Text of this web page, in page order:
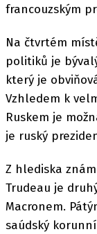
francouzským
Na čtvrtém
politiků je
který je
Vzhledem k
Ruskem je
je ruský
Z hlediska
Trudeau je
Macronem.
saúdský